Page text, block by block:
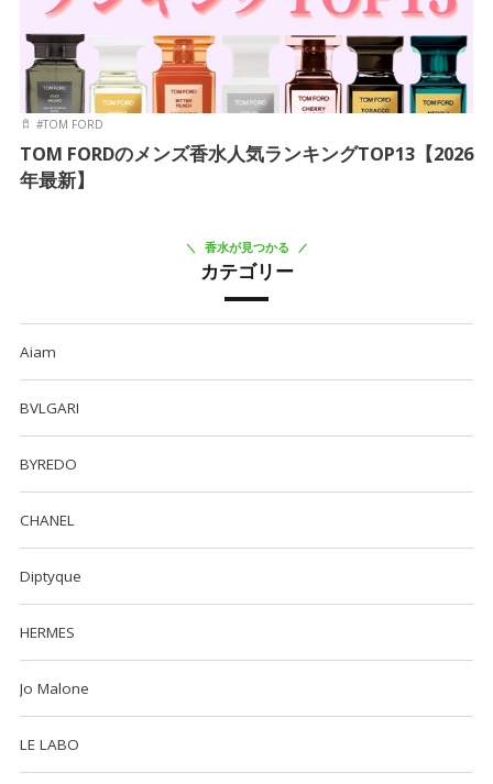
#TOM FORD
TOM FORDのメンズ香水人気ランキングTOP13【2026
年最新】
カテゴリー
香水が見つかる
Aiam
BVLGARI
BYREDO
CHANEL
Diptyque
HERMES
Jo Malone
LE LABO